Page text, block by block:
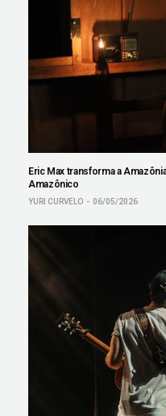
Eric Max transforma a
Amazônico
YURI CURVELO 06/05/2026